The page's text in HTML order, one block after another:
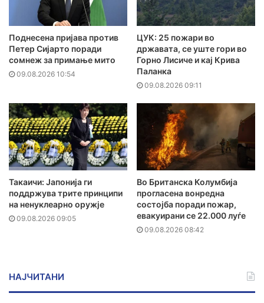
Поднесена пријава против
Петер Сијарто поради
сомнеж за примање мито
09.08.2026 10:54
ЦУК: 25 пожари во
државата, се уште гори во
Горно Лисиче и кај Крива
Паланка
09.08.2026 09:11
Такаичи: Јапонија ги
поддржува трите принципи
на ненуклеарно оружје
09.08.2026 09:05
Во Британска Колумбија
прогласена вонредна
состојба поради пожар,
евакуирани се 22.000 луѓе
09.08.2026 08:42
НАЈЧИТАНИ